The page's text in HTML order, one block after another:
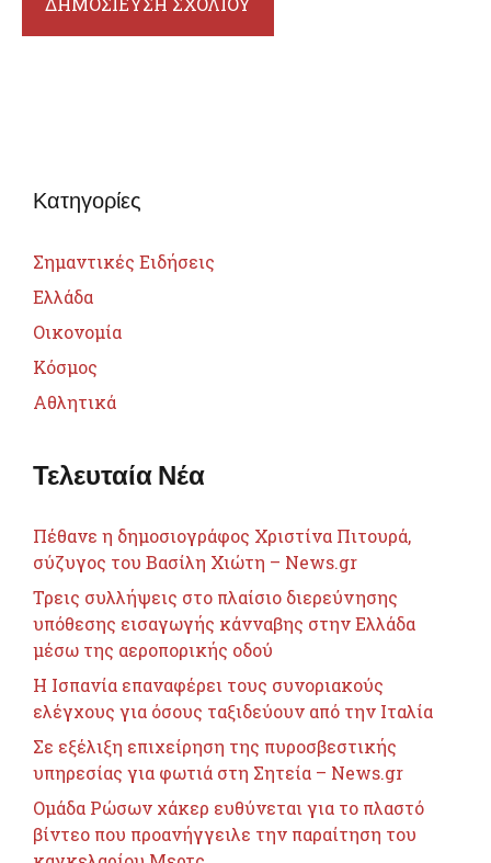
Κατηγορίες
Σημαντικές Ειδήσεις
Ελλάδα
Οικονομία
Κόσμος
Αθλητικά
Τελευταία Νέα
Πέθανε η δημοσιογράφος Χριστίνα Πιτουρά,
σύζυγος του Βασίλη Χιώτη – News.gr
Τρεις συλλήψεις στο πλαίσιο διερεύνησης
υπόθεσης εισαγωγής κάνναβης στην Ελλάδα
μέσω της αεροπορικής οδού
H Ισπανία επαναφέρει τους συνοριακούς
ελέγχους για όσους ταξιδεύουν από την Ιταλία
Σε εξέλιξη επιχείρηση της πυροσβεστικής
υπηρεσίας για φωτιά στη Σητεία – News.gr
Ομάδα Ρώσων χάκερ ευθύνεται για το πλαστό
βίντεο που προανήγγειλε την παραίτηση του